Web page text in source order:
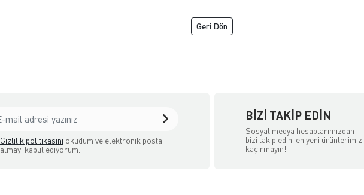
Geri Dön
Gizlilik politikasını okudum ve elektronik posta
almayı kabul ediyorum.
BIZI TAKIP EDIN
Sosyal medya hesaplarımızdan
bizi takip edin, en yeni ürünlerimizi
kaçırmayın!